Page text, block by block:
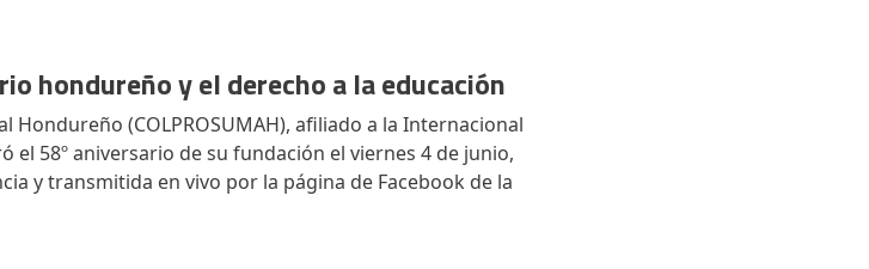
hondureño y el derecho a la educación
Hondureño (COLPROSUMAH), afiliado a la Internacional
el 58º aniversario de su fundación el viernes 4 de junio,
y transmitida en vivo por la página de Facebook de la